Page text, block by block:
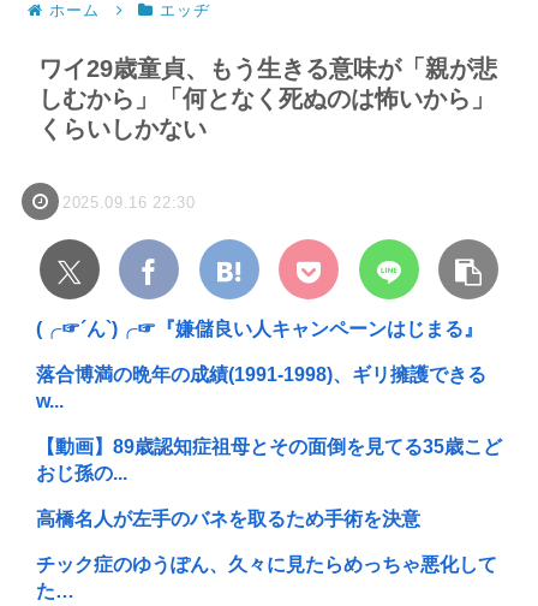
ホーム エッヂ
ワイ29歳童貞、もう生きる意味が「親が悲
しむから」「何となく死ぬのは怖いから」
くらいしかない
2025.09.16 22:30
(╭☞´ん`)╭☞『嫌儲良い人キャンペーンはじまる』
落合博満の晩年の成績(1991-1998)、ギリ擁護できる
w...
【動画】89歳認知症祖母とその面倒を見てる35歳こど
おじ孫の...
高橋名人が左手のバネを取るため手術を決意
チック症のゆうぽん、久々に見たらめっちゃ悪化して
た…